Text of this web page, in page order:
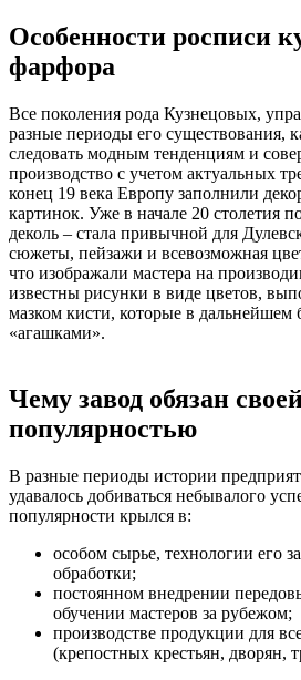
Особенности росписи
фарфора
Все поколения рода Кузнецовых,
разные периоды его существования,
следовать модным тенденциям и
производство с учетом актуальных
конец 19 века Европу заполнили
картинок. Уже в начале 20 столетия
деколь – стала привычной для
сюжеты, пейзажи и всевозможная
что изображали мастера на
известны рисунки в виде цветов,
мазком кисти, которые в дальнейшем
«агашками».
Чему завод обязан
популярностью
В разные периоды истории
удавалось добиваться небывалого
популярности крылся в:
особом сырье, технологии его
обработки;
постоянном внедрении
обучении мастеров за рубежом;
производстве продукции для
(крепостных крестьян, дворян,